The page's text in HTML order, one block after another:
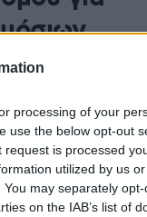
processing of your
use the below opt-out
is processed
utilized by us
may separately
on the IAB’s list of
και της
ξεκινά η